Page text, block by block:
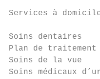
Services à
Soins
Plan de
Soins de la
Soins médicaux